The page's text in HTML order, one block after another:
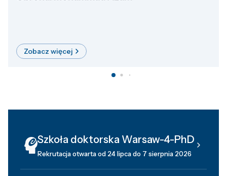
Zobacz więcej
Szkoła doktorska Warsaw-4-PhD
Rekrutacja otwarta od 24 lipca do 7 sierpnia 2026